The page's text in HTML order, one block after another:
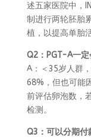
述五家医院中，
制进行两轮胚胎
植，以提高单胎
Q2：PGT-A一定
A：＜35岁人群
68%，但也可能
前评估卵泡数，
检测。
Q3：可以分期付